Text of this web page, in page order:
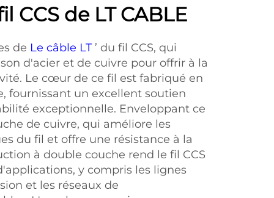
CCS de LT CABLE
de Le câble LT ’ du fil CCS, qui
d'acier et de cuivre pour offrir à la
Le cœur de ce fil est fabriqué en
fournissant un excellent soutien
exceptionnelle. Enveloppant ce
de cuivre, qui améliore les
du fil et offre une résistance à la
à double couche rend le fil CCS
y compris les lignes
et les réseaux de